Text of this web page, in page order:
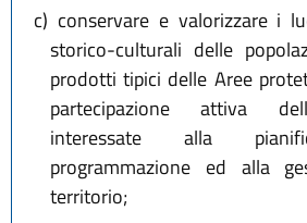
c) conservare e valorizzare i
storico-culturali delle
prodotti tipici delle Aree
partecipazione attiva
interessate alla
programmazione ed alla
territorio;